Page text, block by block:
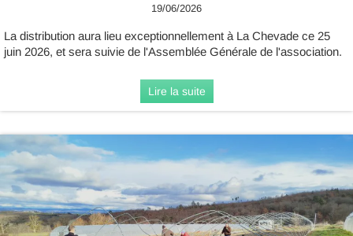
19/06/2026
La distribution aura lieu exceptionnellement à La Chevade ce 25
juin 2026, et sera suivie de l'Assemblée Générale de l'association.
Lire la suite